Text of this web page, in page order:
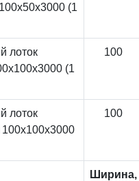
(1
лоток
(1
100
лоток
100
Ширина,